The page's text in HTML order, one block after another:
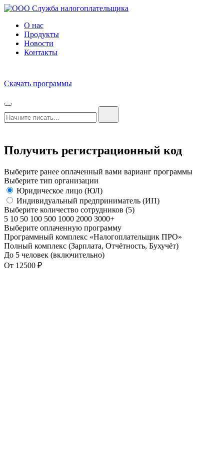
О нас
Продукты
Новости
Контакты
Скачать программы
Получить регистрационный код
Выберите ранее оплаченный вами варианг программы
Выберите тип организации
Юридическое лицо (ЮЛ)
Индивидуальный предприниматель (ИП)
Выберите количество сотрудников (5)
5 10 50 100 500 1000 2000 3000+
Выберите оплаченную программу
Программный комплекс «Налогоплательщик ПРО»
Полный комплекс (Зарплата, Отчётность, Бухучёт)
До 5 человек (включительно)
От 12500 ₽